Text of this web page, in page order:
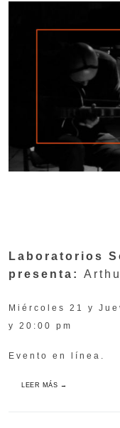
Laboratorios
presenta:
Miércoles 21 y
y 20:00 pm
Evento en línea.
LEER MÁS →